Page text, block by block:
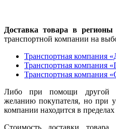
Доставка товара в регионы
транспортной компании на
Транспортная компания
Транспортная компания
Транспортная компания
Либо при помощи другой
желанию покупателя, но при
компании находится в
Стоимость доставки товара